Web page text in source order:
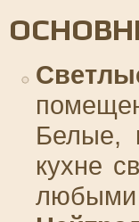
Белые,
кухне
любыми